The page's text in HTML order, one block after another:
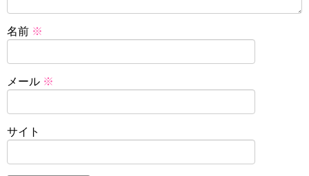
名前 ※
メール ※
サイト